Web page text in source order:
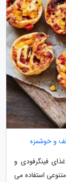
و خوشمزه
فینگرفودی و
استفاده می